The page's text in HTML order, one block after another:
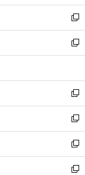
開
く
ウ
で
開
く
ン
ド
ウ
で
開
ウ
ィ
ン
ド
ウ
開
く
し
い
ウ
ィ
ン
ウ
で
開
く
新
し
い
ウ
ン
ド
ウ
で
開
く
新
し
ウ
ィ
ン
ド
ウ
で
開
く
新
し
い
ウ
ィ
ン
ド
新
し
い
ウ
ィ
新
し
い
新